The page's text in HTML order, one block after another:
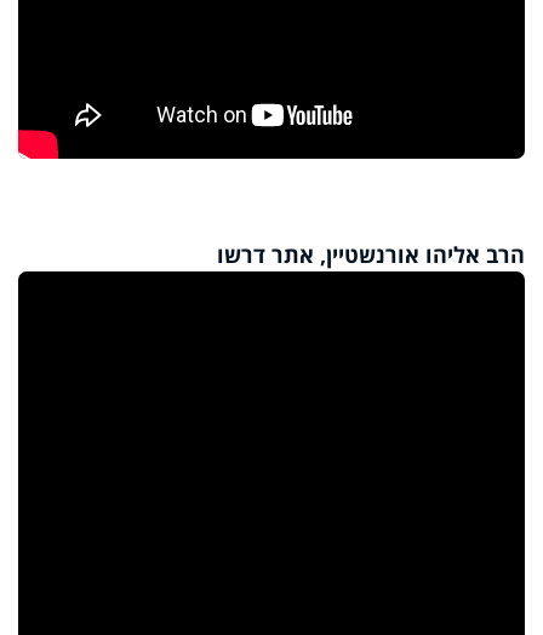
הרב אליהו אורנשטיין, אתר דרשו